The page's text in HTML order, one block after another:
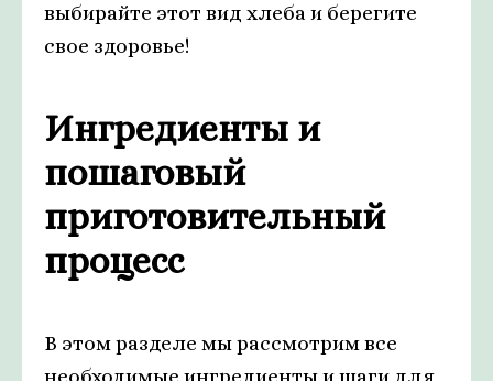
выбирайте этот вид хлеба и берегите
свое здоровье!
Ингредиенты и
пошаговый
приготовительный
процесс
В этом разделе мы рассмотрим все